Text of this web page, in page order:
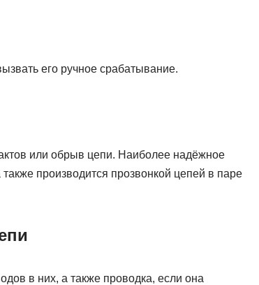
его ручное срабатывание.
или обрыв цепи. Наиболее надёжное
производится прозвонкой цепей в паре
в них, а также проводка, если она